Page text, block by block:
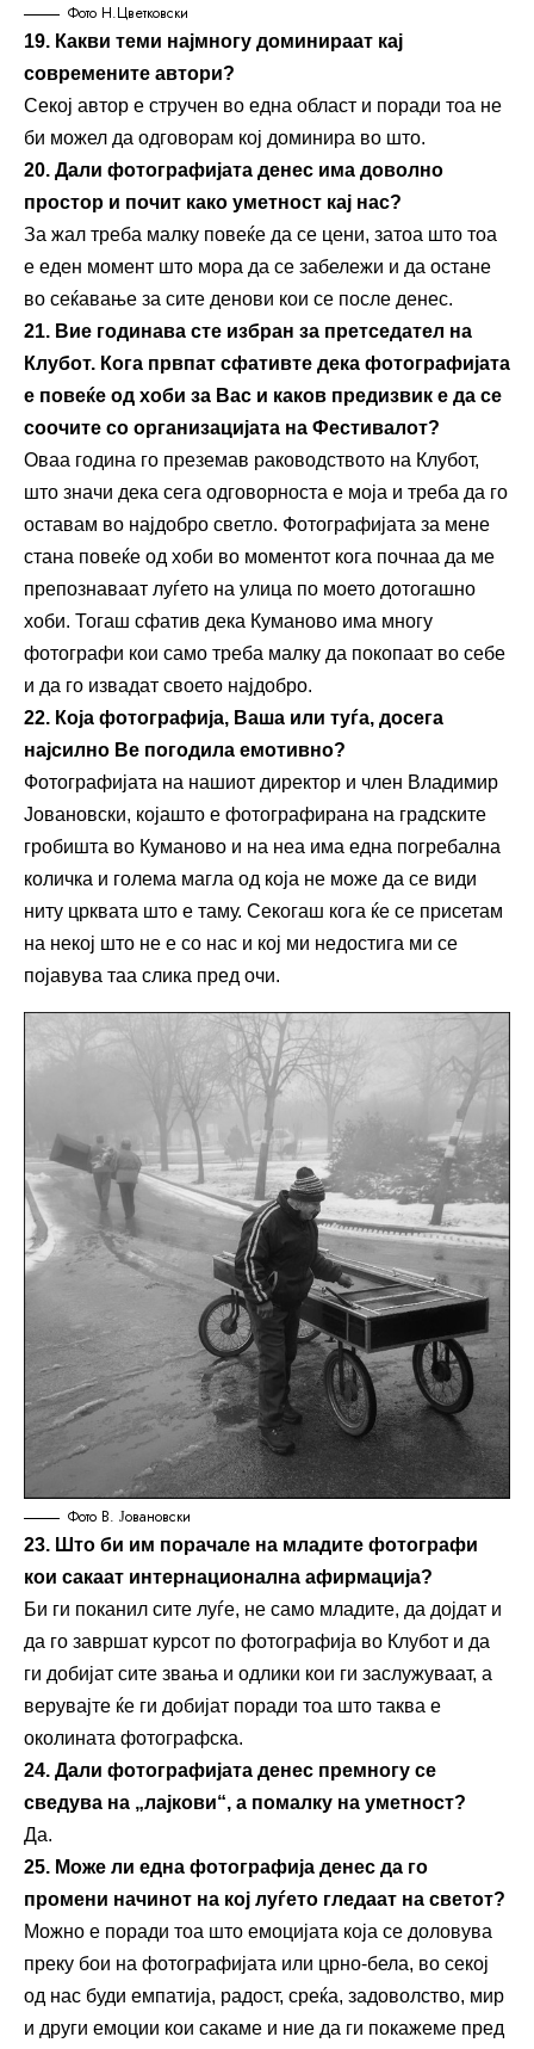
Фото Н.Цветковски
19. Какви теми најмногу доминираат кај
современите автори?
Секој автор е стручен во една област и поради тоа не
би можел да одговорам кој доминира во што.
20. Дали фотографијата денес има доволно
простор и почит како уметност кај нас?
За жал треба малку повеќе да се цени, затоа што тоа
е еден момент што мора да се забележи и да остане
во сеќавање за сите денови кои се после денес.
21. Вие годинава сте избран за претседател на
Клубот. Кога првпат сфативте дека фотографијата
е повеќе од хоби за Вас и каков предизвик е да се
соочите со организацијата на Фестивалот?
Оваа година го преземав раководството на Клубот,
што значи дека сега одговорноста е моја и треба да го
оставам во најдобро светло. Фотографијата за мене
стана повеќе од хоби во моментот кога почнаа да ме
препознаваат луѓето на улица по моето дотогашно
хоби. Тогаш сфатив дека Куманово има многу
фотографи кои само треба малку да покопаат во себе
и да го извадат своето најдобро.
22. Која фотографија, Ваша или туѓа, досега
најсилно Ве погодила емотивно?
Фотографијата на нашиот директор и член Владимир
Јовановски, којашто е фотографирана на градските
гробишта во Куманово и на неа има една погребална
количка и голема магла од која не може да се види
ниту црквата што е таму. Секогаш кога ќе се присетам
на некој што не е со нас и кој ми недостига ми се
појавува таа слика пред очи.
Фото В. Јовановски
23. Што би им порачале на младите фотографи
кои сакаат интернационална афирмација?
Би ги поканил сите луѓе, не само младите, да дојдат и
да го завршат курсот по фотографија во Клубот и да
ги добијат сите звања и одлики кои ги заслужуваат, а
верувајте ќе ги добијат поради тоа што таква е
околината фотографска.
24. Дали фотографијата денес премногу се
сведува на „лајкови“, а помалку на уметност?
Да.
25. Може ли една фотографија денес да го
промени начинот на кој луѓето гледаат на светот?
Можно е поради тоа што емоцијата која се доловува
преку бои на фотографијата или црно-бела, во секој
од нас буди емпатија, радост, среќа, задоволство, мир
и други емоции кои сакаме и ние да ги покажеме пред